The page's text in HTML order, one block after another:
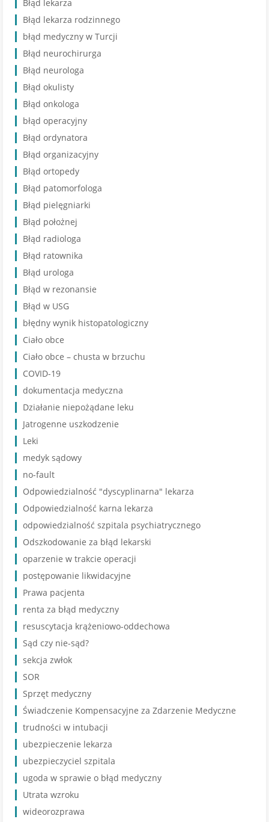
Błąd lekarza
Błąd lekarza rodzinnego
błąd medyczny w Turcji
Błąd neurochirurga
Błąd neurologa
Błąd okulisty
Błąd onkologa
błąd operacyjny
Błąd ordynatora
Błąd organizacyjny
Błąd ortopedy
Błąd patomorfologa
Błąd pielęgniarki
Błąd położnej
Błąd radiologa
Błąd ratownika
Błąd urologa
Błąd w rezonansie
Błąd w USG
błędny wynik histopatologiczny
Ciało obce
Ciało obce – chusta w brzuchu
COVID-19
dokumentacja medyczna
Działanie niepożądane leku
Jatrogenne uszkodzenie
Leki
medyk sądowy
no-fault
Odpowiedzialność "dyscyplinarna" lekarza
Odpowiedzialność karna lekarza
odpowiedzialność szpitala psychiatrycznego
Odszkodowanie za błąd lekarski
oparzenie w trakcie operacji
postępowanie likwidacyjne
Prawa pacjenta
renta za błąd medyczny
resuscytacja krążeniowo-oddechowa
Sąd czy nie-sąd?
sekcja zwłok
SOR
Sprzęt medyczny
Świadczenie Kompensacyjne za Zdarzenie Medyczne
trudności w intubacji
ubezpieczenie lekarza
ubezpieczyciel szpitala
ugoda w sprawie o błąd medyczny
Utrata wzroku
wideorozprawa